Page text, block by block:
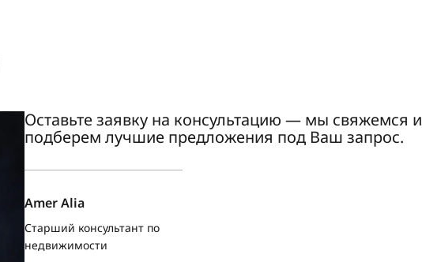
Оставьте заявку на консультацию — мы свяжемся и
подберем лучшие предложения под Ваш запрос.
Amer Alia
Старший консультант по
недвижимости